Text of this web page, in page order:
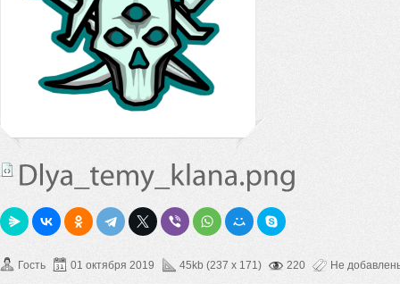
Гость 01 октября 2019 45kb (237 x 171) 220 Не